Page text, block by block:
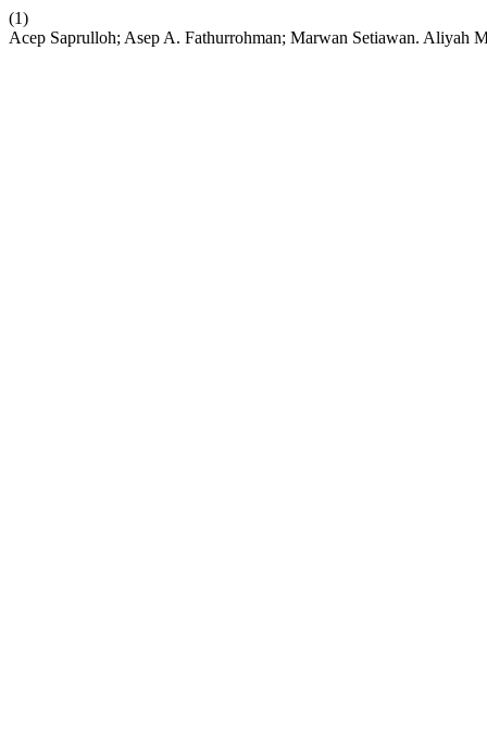
(1)
Acep Saprulloh; Asep A. Fathurrohman; Marwan Setiawan. Aliyah